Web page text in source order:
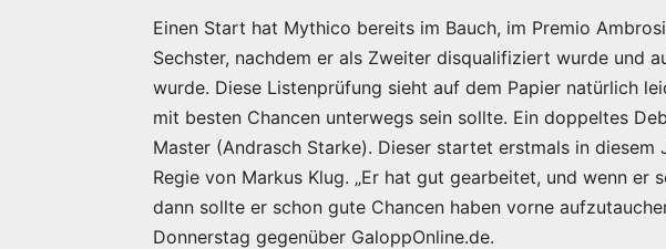
Einen Start hat Mythico bereits im Bauch, im Premio
Sechster, nachdem er als Zweiter disqualifiziert wurde und
wurde. Diese Listenprüfung sieht auf dem Papier natürlich
mit besten Chancen unterwegs sein sollte. Ein doppeltes
Master (Andrasch Starke). Dieser startet erstmals in diesem
Regie von Markus Klug. „Er hat gut gearbeitet, und wenn er
dann sollte er schon gute Chancen haben vorne
Donnerstag gegenüber GaloppOnline.de.